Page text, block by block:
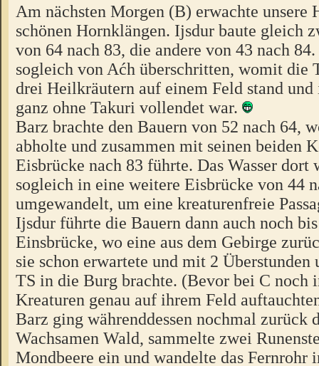
Am nächsten Morgen (B) erwachte unsere
schönen Hornklängen. Ijsdur baute gleich
von 64 nach 83, die andere von 43 nach
sogleich von Aćh überschritten, womit die
drei Heilkräutern auf einem Feld stand
ganz ohne Takuri vollendet war.
Barz brachte den Bauern von 52 nach 64,
abholte und zusammen mit seinen beiden
Eisbrücke nach 83 führte. Das Wasser dort
sogleich in eine weitere Eisbrücke von 44
umgewandelt, um eine kreaturenfreie
Ijsdur führte die Bauern dann auch noch
Einsbrücke, wo eine aus dem Gebirge
sie schon erwartete und mit 2 Überstunden
TS in die Burg brachte. (Bevor bei C noch
Kreaturen genau auf ihrem Feld
Barz ging währenddessen nochmal zurück
Wachsamen Wald, sammelte zwei
Mondbeere ein und wandelte das Fernrohr